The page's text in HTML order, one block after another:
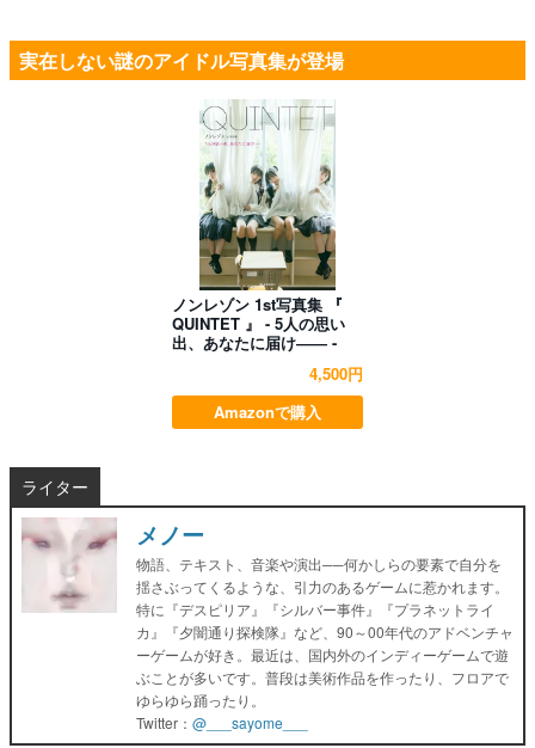
実在しない謎のアイドル写真集が登場
ノンレゾン 1st写真集 『
QUINTET 』 - 5人の思い
出、あなたに届け―― -
4,500円
Amazonで購入
ライター
メノー
物語、テキスト、音楽や演出──何かしらの要素で自分を
揺さぶってくるような、引力のあるゲームに惹かれます。
特に『デスピリア』『シルバー事件』『プラネットライ
カ』『夕闇通り探検隊』など、90～00年代のアドベンチャ
ーゲームが好き。最近は、国内外のインディーゲームで遊
ぶことが多いです。普段は美術作品を作ったり、フロアで
ゆらゆら踊ったり。
Twitter： @___sayome___